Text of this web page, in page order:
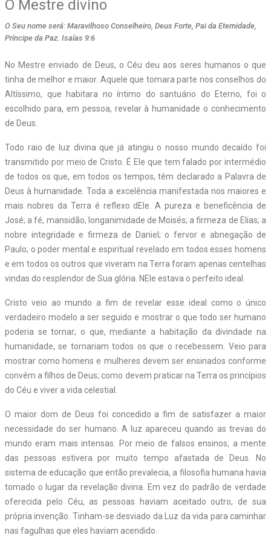
O Mestre divino
O Seu nome será: Maravilhoso Conselheiro, Deus Forte, Pai da Eternidade,
Príncipe da Paz. Isaías 9:6
No Mestre enviado de Deus, o Céu deu aos seres humanos o que
tinha de melhor e maior. Aquele que tomara parte nos conselhos do
Altíssimo, que habitara no íntimo do santuário do Eterno, foi o
escolhido para, em pessoa, revelar à humanidade o conhecimento
de Deus.
Todo raio de luz divina que já atingiu o nosso mundo decaído foi
transmitido por meio de Cristo. É Ele que tem falado por intermédio
de todos os que, em todos os tempos, têm declarado a Palavra de
Deus à humanidade. Toda a excelência manifestada nos maiores e
mais nobres da Terra é reflexo dEle. A pureza e beneficência de
José; a fé, mansidão, longanimidade de Moisés; a firmeza de Elias; a
nobre integridade e firmeza de Daniel; o fervor e abnegação de
Paulo; o poder mental e espiritual revelado em todos esses homens
e em todos os outros que viveram na Terra foram apenas centelhas
vindas do resplendor de Sua glória. NEle estava o perfeito ideal.
Cristo veio ao mundo a fim de revelar esse ideal como o único
verdadeiro modelo a ser seguido e mostrar o que todo ser humano
poderia se tornar; o que, mediante a habitação da divindade na
humanidade, se tornariam todos os que o recebessem. Veio para
mostrar como homens e mulheres devem ser ensinados conforme
convém a filhos de Deus; como devem praticar na Terra os princípios
do Céu e viver a vida celestial.
O maior dom de Deus foi concedido a fim de satisfazer a maior
necessidade do ser humano. A luz apareceu quando as trevas do
mundo eram mais intensas. Por meio de falsos ensinos, a mente
das pessoas estivera por muito tempo afastada de Deus. No
sistema de educação que então prevalecia, a filosofia humana havia
tomado o lugar da revelação divina. Em vez do padrão de verdade
oferecida pelo Céu, as pessoas haviam aceitado outro, de sua
própria invenção. Tinham-se desviado da Luz da vida para caminhar
nas fagulhas que eles haviam acendido.